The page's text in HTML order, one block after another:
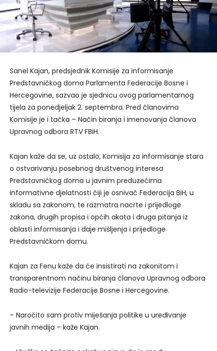
Sanel Kajan, predsjednik Komisije za informisanje
Predstavničkog doma Parlamenta Federacije Bosne i
Hercegovine, sazvao je sjednicu ovog parlamentarnog
tijela za ponedjeljak 2. septembra. Pred članovima
Komisije je i tačka – Način biranja i imenovanja članova
Upravnog odbora RTV FBiH.
Kajan kaže da se, uz ostalo, Komisija za informisanje stara
o ostvarivanju posebnog društvenog interesa
Predstavničkog doma u javnim preduzećima
informativne djelatnosti čiji je osnivač Federacija BiH, u
skladu sa zakonom, te razmatra nacrte i prijedloge
zakona, drugih propisa i općih akata i druga pitanja iz
oblasti informisanja i daje mišljenja i prijedloge
Predstavničkom domu.
Kajan za Fenu kaže da će insistirati na zakonitom i
transparentnom načinu biranja članova Upravnog odbora
Radio-televizije Federacije Bosne i Hercegovine.
– Naročito sam protiv miješanja politike u uređivanje
javnih medija – kaže Kajan.